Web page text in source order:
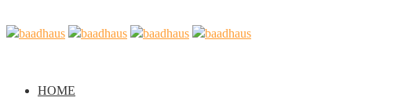
HOME